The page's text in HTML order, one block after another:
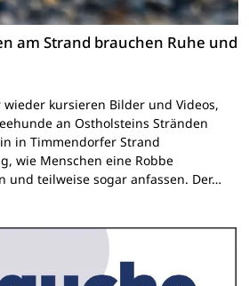
am Strand brauchen Ruhe und
kursieren Bilder und Videos,
an Ostholsteins Stränden
in Timmendorfer Strand
wie Menschen eine Robbe
und teilweise sogar anfassen. Der…